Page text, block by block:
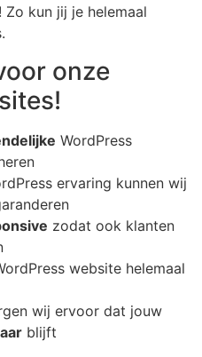
kun jij je helemaal
onze
WordPress
ervaring kunnen wij
zodat ook klanten
website helemaal
wij ervoor dat jouw
blijft